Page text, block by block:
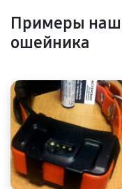
Примеры
ошейника